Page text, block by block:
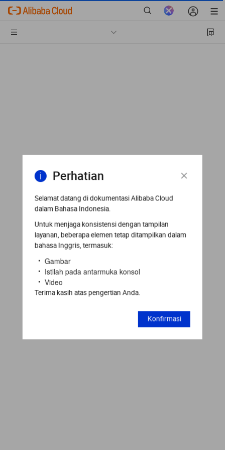
Perhatian
Selamat datang di dokumentasi Alibaba Cloud
dalam Bahasa Indonesia.
Untuk menjaga konsistensi dengan tampilan
layanan, beberapa elemen tetap ditampilkan dalam
bahasa Inggris, termasuk:
Gambar
Istilah pada antarmuka konsol
Video
Terima kasih atas pengertian Anda.
Konfirmasi